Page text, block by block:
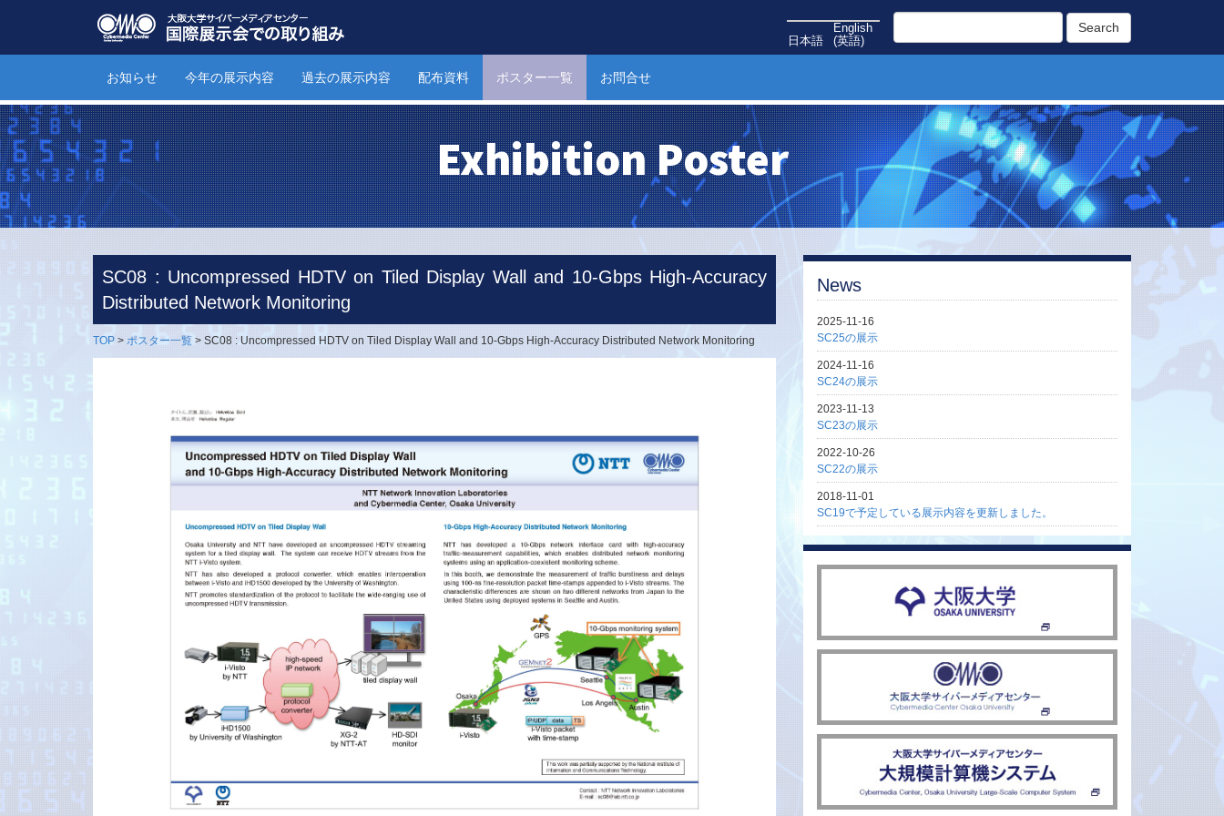
Search
日本語
English
(英語)
お知らせ 今年の展示内容 過去の展示内容 配布資料 ポスター一覧 お問合せ
Exhibition Poster
SC08 : Uncompressed HDTV on Tiled Display Wall and 10-Gbps High-Accuracy
Distributed Network Monitoring
TOP > ポスター一覧 > SC08 : Uncompressed HDTV on Tiled Display Wall and 10-Gbps High-Accuracy Distributed Network Monitoring
News
2025-11-16
SC25の展示
2024-11-16
SC24の展示
2023-11-13
SC23の展示
2022-10-26
SC22の展示
2018-11-01
SC19で予定している展示内容を更新しました。